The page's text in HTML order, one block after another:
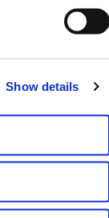
Show details